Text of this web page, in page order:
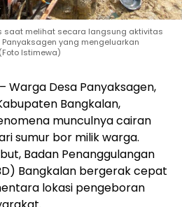
saat melihat secara langsung aktivitas
yang mengeluarkan
Istimewa)
– Warga Desa Panyaksagen,
Bangkalan,
munculnya cairan
sumur bor milik warga.
Badan Penanggulangan
Bangkalan bergerak cepat
lokasi pengeboran